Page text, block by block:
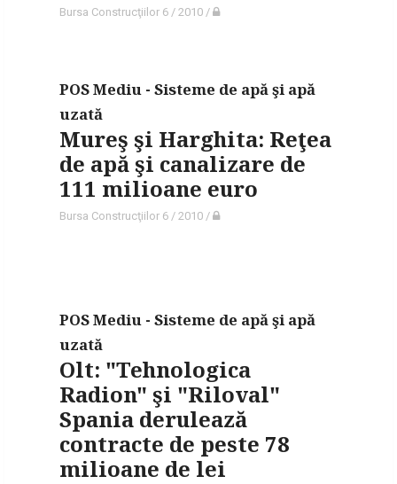
Bursa Construcţiilor 6 / 2010/
POS Mediu - Sisteme de apă şi apă
uzată
Mureş şi Harghita: Reţea
de apă şi canalizare de
111 milioane euro
Bursa Construcţiilor 6 / 2010/
POS Mediu - Sisteme de apă şi apă
uzată
Olt: "Tehnologica
Radion" şi "Riloval"
Spania derulează
contracte de peste 78
milioane de lei